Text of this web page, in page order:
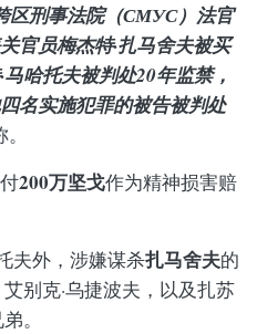
区刑事法院（СМУС）法官
官员梅杰特·扎马舍夫被买
哈托夫被判处20年监禁，
名实施犯罪的被告被判处
200万坚戈作为精神损害赔
夫外，涉嫌谋杀扎马舍夫的
别克·乌捷波夫，以及扎苏
。